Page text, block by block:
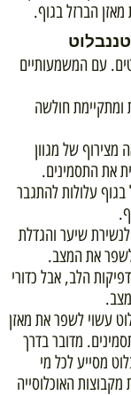
הברזל בגוף.
עם המשמעותיים
ומתקיימת חולשה
מצירוף של מגוון
את התסמינים.
בגוף עלולות להתגבר
שיער והגדלת
לשפר את המצב.
הלב, אבל כדורי
עשוי לשפר את מאזן
מדובר בדרך
מסייע לכל מי
האוכלוסייה